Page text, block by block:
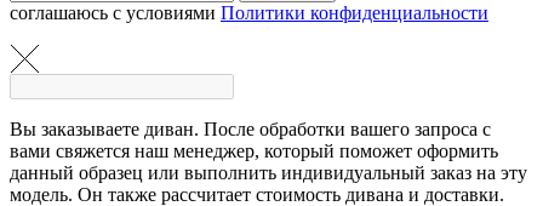
соглашаюсь с условиями Политики конфиденциальности
Вы заказываете диван. После обработки вашего запроса с
вами свяжется наш менеджер, который поможет оформить
данный образец или выполнить индивидуальный заказ на эту
модель. Он также рассчитает стоимость дивана и доставки.